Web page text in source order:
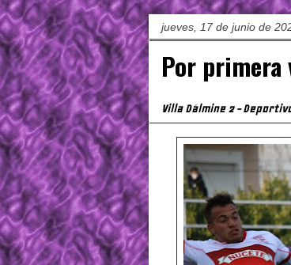
jueves, 17 de junio de
Por primera
Villa Dálmine 2 -